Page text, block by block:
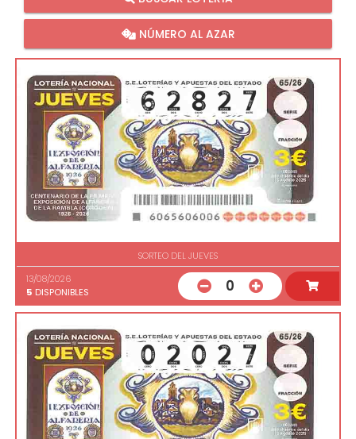
NÚMERO AL AZAR
SORTEO DEL JUEVES
13/08/2026
5 DISPONIBLES 0